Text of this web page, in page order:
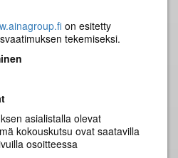
on esitetty
tekemiseksi.
asialistalla olevat
kokouskutsu ovat saatavilla
osoitteessa